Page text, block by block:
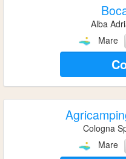
Alba
Mare
Cologna
Mare